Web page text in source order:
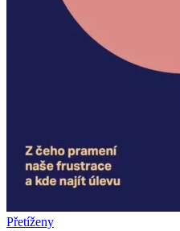
Přetíženy